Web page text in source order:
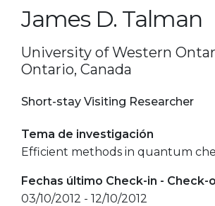
James D. Talman
University of Western
Ontario, Canada
Short-stay Visiting Researcher
Tema de investigación
Efficient methods in quantum
Fechas último Check-in - Check-
03/10/2012 - 12/10/2012